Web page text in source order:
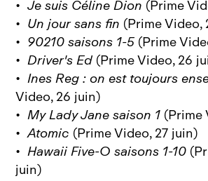
•Je suis Céline Dion (Prime
• Un jour sans fin (Prime Video,
• 90210 saisons 1-5 (Prime
•Driver's Ed(Prime Video, 26
•Ines Reg : on est toujours
Video, 26 juin)
•My Lady Jane saison 1 (Prime
•Atomic (Prime Video, 27 juin)
•Hawaii Five-O saisons 1-10
juin)